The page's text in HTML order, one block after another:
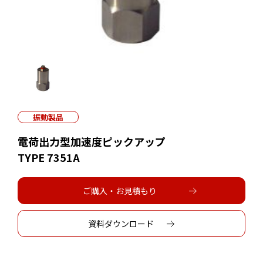
振動製品
電荷出力型加速度ピックアップ
TYPE 7351A
ご購入・お見積もり
資料ダウンロード